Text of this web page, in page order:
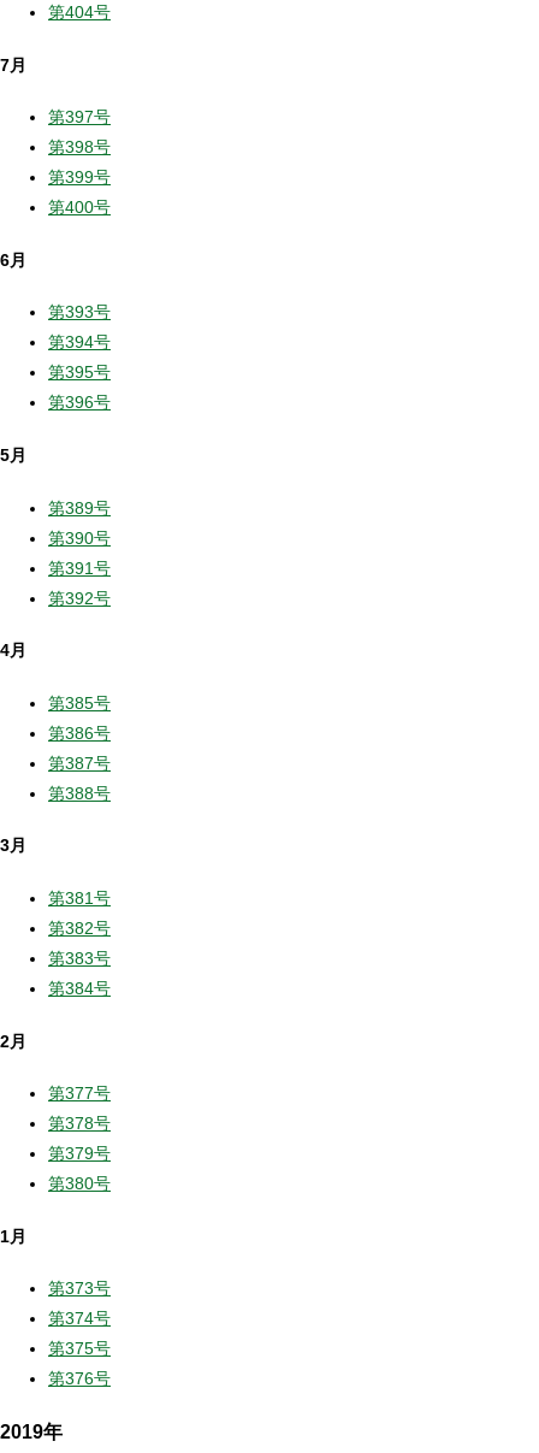
第404号
7月
第397号
第398号
第399号
第400号
6月
第393号
第394号
第395号
第396号
5月
第389号
第390号
第391号
第392号
4月
第385号
第386号
第387号
第388号
3月
第381号
第382号
第383号
第384号
2月
第377号
第378号
第379号
第380号
1月
第373号
第374号
第375号
第376号
2019年